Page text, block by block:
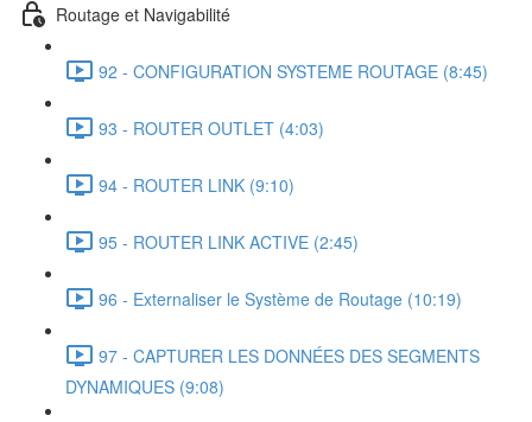
Routage et Navigabilité
92 - CONFIGURATION SYSTEME ROUTAGE (8:45)
93 - ROUTER OUTLET (4:03)
94 - ROUTER LINK (9:10)
95 - ROUTER LINK ACTIVE (2:45)
96 - Externaliser le Système de Routage (10:19)
97 - CAPTURER LES DONNÉES DES SEGMENTS
DYNAMIQUES (9:08)